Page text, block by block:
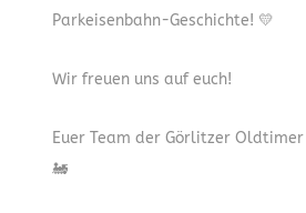
Parkeisenbahn-Geschichte! 💛
Wir freuen uns auf euch!
Euer Team der Görlitzer Oldtimer
🚂